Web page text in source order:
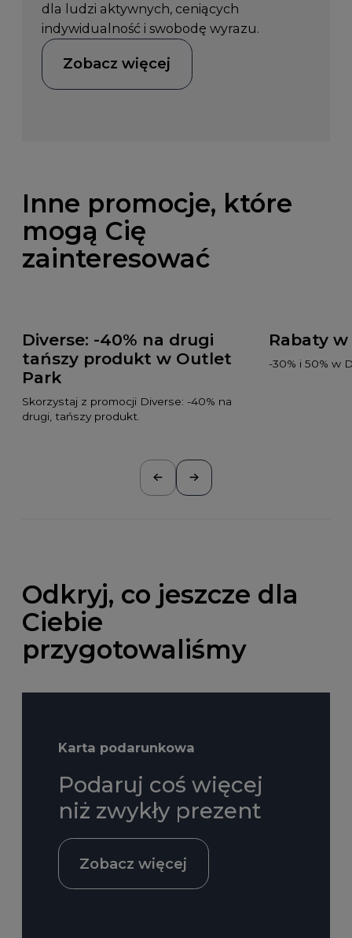
dla ludzi aktywnych, ceniących
indywidualność i swobodę wyrazu.
Zobacz więcej
Inne promocje, które
mogą Cię
zainteresować
Diverse: -40% na drugi
tańszy produkt w Outlet
Park
Skorzystaj z promocji Diverse: -40% na
drugi, tańszy produkt.
Rabaty
-30% i 50% w
Odkryj, co jeszcze dla
Ciebie
przygotowaliśmy
Karta podarunkowa
Podaruj coś więcej
niż zwykły prezent
Zobacz więcej